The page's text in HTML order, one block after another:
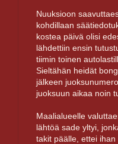
Nuuksioon
kohdillaan
kostea päivä olisi
lähdettiin ensin
tiimin toinen
Sieltähän heidät
jälkeen
juoksuun aikaa noin
Maalialueelle
lähtöä sade yltyi,
takit päälle, ettei